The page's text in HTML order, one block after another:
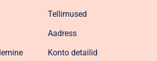
Tellimused
Aadress
Konto detailid